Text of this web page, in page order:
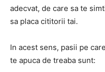
adecvat, de care sa te
sa placa cititorii tai.
In acest sens, pasii pe
te apuca de treaba sunt: